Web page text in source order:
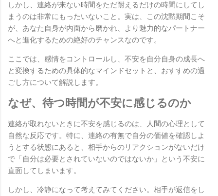
しかし、連絡が来ない時間をただ耐えるだけの時間にしてし
まうのは非常にもったいないこと。実は、この沈黙期間こそ
が、あなた自身が内面から磨かれ、より魅力的なパートナー
へと進化するための絶好のチャンスなのです。
ここでは、感情をコントロールし、不安を自分自身の成長へ
と変換するための具体的なマインドセットと、おすすめの過
ごし方について解説します。
なぜ、待つ時間が不安に感じるのか
連絡が取れないときに不安を感じるのは、人間の心理として
自然な反応です。特に、連絡の有無で自分の価値を確認しよ
うとする状態にあると、相手からのリアクションがないだけ
で「自分は必要とされていないのではないか」という不安に
直面してしまいます。
しかし、冷静になって考えてみてください。相手が返信をし